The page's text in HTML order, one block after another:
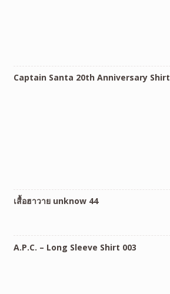
Captain Santa 20th Anniversary Shirt
เสื้อฮาวาย unknow 44
A.P.C. – Long Sleeve Shirt 003